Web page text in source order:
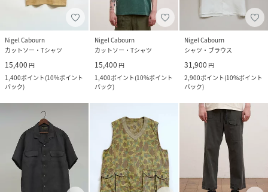
Nigel Cabourn
カットソー・Tシャツ
15,400 円
1,400ポイント(10%ポイント
バック)
Nigel Cabourn
カットソー・Tシャツ
15,400 円
1,400ポイント(10%ポイント
バック)
Nigel Cabourn
シャツ・ブラウス
31,900 円
2,900ポイント(10%ポイント
バック)